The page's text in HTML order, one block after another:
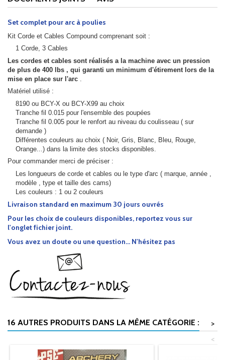
Set complet pour arc à poulies
Kit Corde et Cables Compound comprenant soit :
1 Corde, 3 Cables
Les cordes et cables sont réalisés a la machine avec un pression
de plus de 400 lbs , qui garanti un minimum d'étirement lors de la
mise en place sur l'arc
Matériel utilisé :
8190 ou BCY-X ou BCY-X99 au choix
Tranche fil 0.015 pour l'ensemble des poupées
Tranche fil 0.005 pour le renfort au niveau du coulisseau ( sur
demande )
Différentes couleurs au choix ( Noir, Gris, Blanc, Bleu, Rouge,
Orange...) dans la limite des stocks disponibles.
Pour commander merci de préciser :
Les longueurs de corde et cables ou le type d'arc ( marque, année ,
modèle , type et taille des cams)
Les couleurs : 1 ou 2 couleurs
Livraison standard en maximum 30 jours ouvrés
Pour les choix de couleurs disponibles, reportez vous sur
l'onglet fichier joint.
Vous avez un doute ou une question... N'hésitez pas
16 AUTRES PRODUITS DANS LA MÊME CATÉGORIE :
>
<